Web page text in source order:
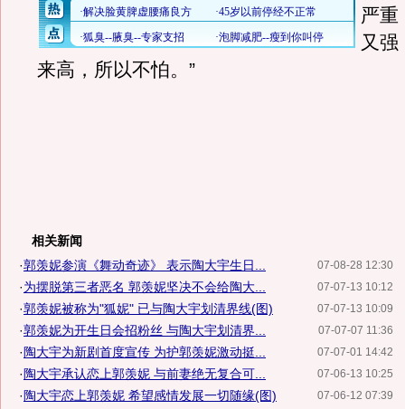
严重
又强
来高，所以不怕。”
相关新闻
07-08-28 12:30
·郭羡妮参演《舞动奇迹》 表示陶大宇生日...
07-07-13 10:12
·为摆脱第三者恶名 郭羡妮坚决不会给陶大...
07-07-13 10:09
·郭羡妮被称为"狐妮" 已与陶大宇划清界线(图)
07-07-07 11:36
·郭羡妮为开生日会招粉丝 与陶大宇划清界...
07-07-01 14:42
· 陶大宇为新剧首度宣传 为护郭羡妮激动挺...
07-06-13 10:25
· 陶大宇承认恋上郭羡妮 与前妻绝无复合可...
07-06-12 07:39
· 陶大宇恋上郭羡妮 希望感情发展一切随缘(图)